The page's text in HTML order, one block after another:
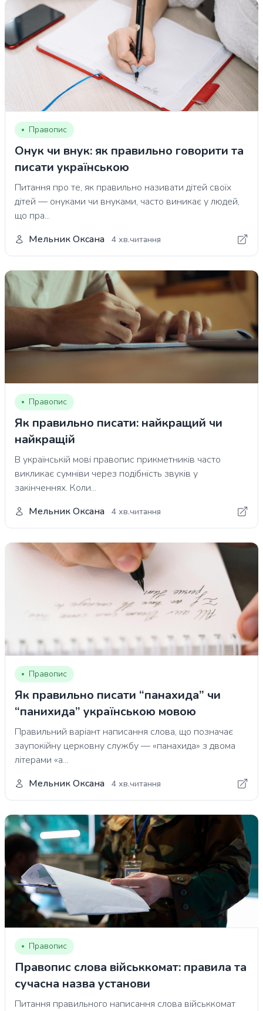
Правопис
Онук чи внук: як правильно говорити та
писати українською
Питання про те, як правильно називати дітей своїх
дітей — онуками чи внуками, часто виникає у людей,
що пра...
Мельник Оксана
4 хв.читання
Правопис
Як правильно писати: найкращий чи
найкращій
В українській мові правопис прикметників часто
викликає сумніви через подібність звуків у
закінченнях. Коли...
Мельник Оксана
4 хв.читання
Правопис
Як правильно писати “панахида” чи
“панихида” українською мовою
Правильний варіант написання слова, що позначає
заупокійну церковну службу — «панахида» з двома
літерами «а...
Мельник Оксана
4 хв.читання
Правопис
Правопис слова військкомат: правила та
сучасна назва установи
Питання правильного написання слова військкомат